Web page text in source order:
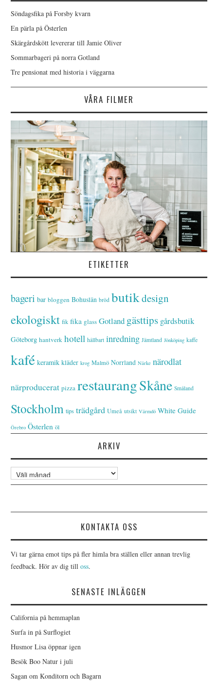
Söndagsfika på Forsby kvarn
En pärla på Österlen
Skärgårdskött levererar till Jamie Oliver
Sommarbageri på norra Gotland
Tre pensionat med historia i väggarna
VÅRA FILMER
ETIKETTER
bageri bar bloggen Bohuslän bröd butikdesign
ekologiskt fik fika glass Gotland gästtips gårdsbutik
Göteborg hantverk hotell hållbart inredning Jämtland Jönköping kaffe
kafé keramik kläder krog Malmö Norrland Närke närodlat
närproducerat pizza restaurangSkåne Småland
Stockholm tips trädgård Umeå utsikt Värmdö White Guide
Örebro Österlen öl
ARKIV
Arkiv
KONTAKTA OSS
Vi tar gärna emot tips på fler himla bra ställen eller annan trevlig
feedback. Hör av dig tilloss.
SENASTE INLÄGGEN
California på hemmaplan
Surfa in på Surflogiet
Husmor Lisa öppnar igen
Besök Boo Natur i juli
Sagan om Konditorn och Bagarn